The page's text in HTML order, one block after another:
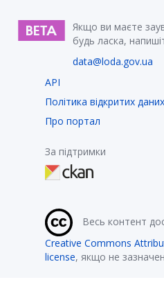
Якщо ви маєте
будь ласка,
data@loda.gov.ua
API
Політика відкритих даних
Про портал
За підтримки
Весь контент
Creative Commons
license, якщо не